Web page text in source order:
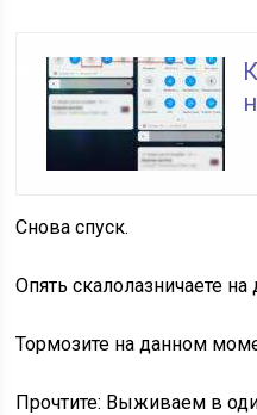
Снова спуск.
Опять скалолазничаете на
Тормозите на данном
Прочтите: Выживаем в